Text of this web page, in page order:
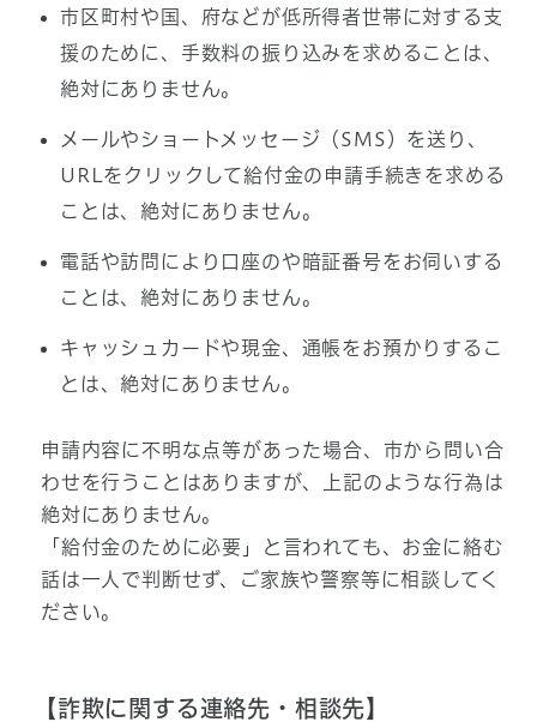
市区町村や国、府などが低所得者世帯に対する支
援のために、手数料の振り込みを求めることは、
絶対にありません。
メールやショートメッセージ（SMS）を送り、
URLをクリックして給付金の申請手続きを求める
ことは、絶対にありません。
電話や訪問により口座のや暗証番号をお伺いする
ことは、絶対にありません。
キャッシュカードや現金、通帳をお預かりするこ
とは、絶対にありません。
申請内容に不明な点等があった場合、市から問い合
わせを行うことはありますが、上記のような行為は
絶対にありません。
「給付金のために必要」と言われても、お金に絡む
話は一人で判断せず、ご家族や警察等に相談してく
ださい。
【詐欺に関する連絡先・相談先】